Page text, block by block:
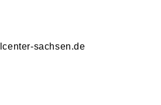
sachsen.de